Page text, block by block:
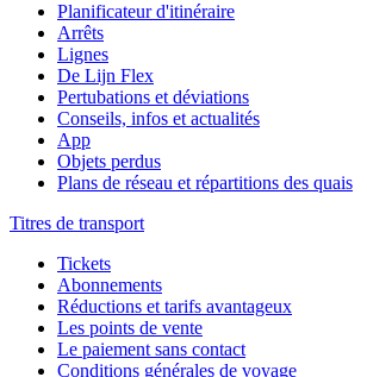
Planificateur d'itinéraire
Arrêts
Lignes
De Lijn Flex
Pertubations et déviations
Conseils, infos et actualités
App
Objets perdus
Plans de réseau et répartitions des quais
Titres de transport
Tickets
Abonnements
Réductions et tarifs avantageux
Les points de vente
Le paiement sans contact
Conditions générales de voyage